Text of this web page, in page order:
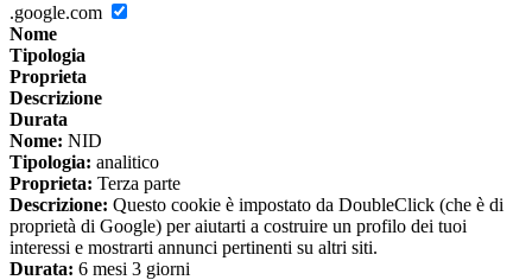
.google.com
Nome
Tipologia
Proprieta
Descrizione
Durata
Nome: NID
Tipologia: analitico
Proprieta: Terza parte
Descrizione: Questo cookie è impostato da DoubleClick (che è di
proprietà di Google) per aiutarti a costruire un profilo dei tuoi
interessi e mostrarti annunci pertinenti su altri siti.
Durata: 6 mesi 3 giorni